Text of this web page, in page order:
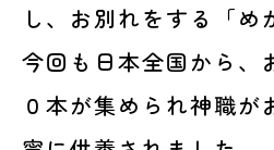
し、お別れをする「め
今回も日本全国から、
０本が集められ神職が